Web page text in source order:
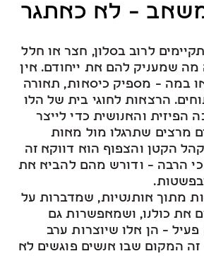
– לא כאתגר
לרוב בסלון, חצר או חלל
מה שמעניק להם את ייחודם. אין
במה – מספיק כיסאות, תאורה
הרצאות לחוגי בית של הלו
הפיזית והאנושית כדי לייצר
מרצים שתרגלו מול מאות
הקטן והצפוף הוא דווקא זה
הרבה – ודורש מהם להביא את
מתוך אותנטיות, שמדברות על
את כולנו, ושמאפשרות גם
– הן אלו שיוצרות ערב
המקום שבו אנשים פוגשים לא